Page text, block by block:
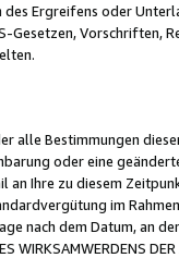
Ergreifens oder
Vorschriften,
alle Bestimmungen
oder eine
an Ihre zu diesem
im
nach dem Datum, an
WIRKSAMWERDENS